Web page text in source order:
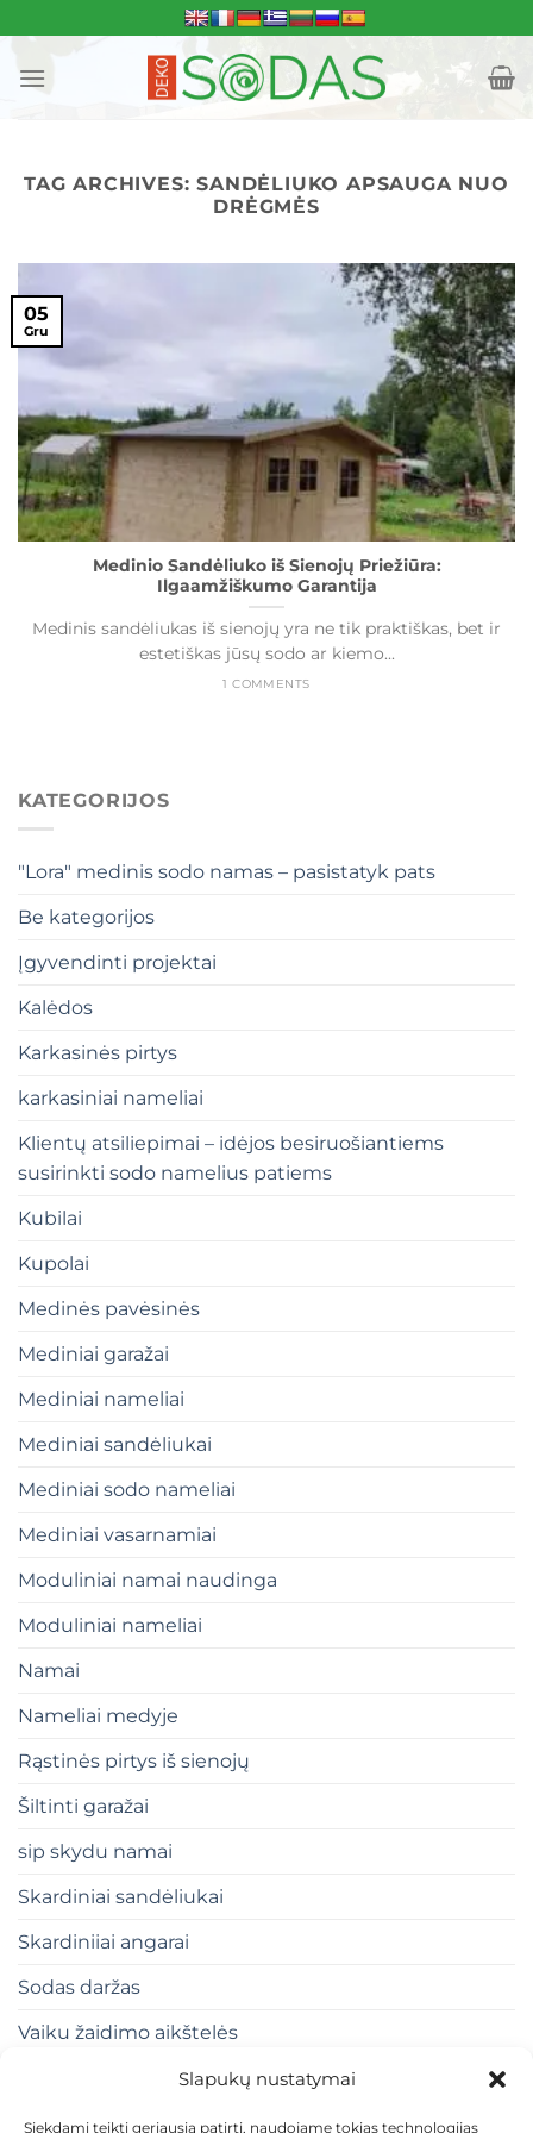
Slapukų nustatymai
Siekdami teikti geriausią patirtį, naudojame tokias technologijas
to
content
TAG ARCHIVES:SANDĖLIUKO APSAUGA NUO
DRĖGMĖS
Medinio Sandėliuko iš Sienojų Priežiūra:
Ilgaamžiškumo Garantija
Medinis sandėliukas iš sienojų yra ne tik praktiškas, bet ir
estetiškas jūsų sodo ar kiemo...
1 COMMENTS
05
Gru
KATEGORIJOS
"Lora" medinis sodo namas – pasistatyk pats
Be kategorijos
Įgyvendinti projektai
Kalėdos
Karkasinės pirtys
karkasiniai nameliai
Klientų atsiliepimai – idėjos besiruošiantiems
susirinkti sodo namelius patiems
Kubilai
Kupolai
Medinės pavėsinės
Mediniai garažai
Mediniai nameliai
Mediniai sandėliukai
Mediniai sodo nameliai
Mediniai vasarnamiai
Moduliniai namai naudinga
Moduliniai nameliai
Namai
Nameliai medyje
Rąstinės pirtys iš sienojų
Šiltinti garažai
sip skydu namai
Skardiniai sandėliukai
Skardiniiai angarai
Sodas daržas
Vaiku žaidimo aikštelės